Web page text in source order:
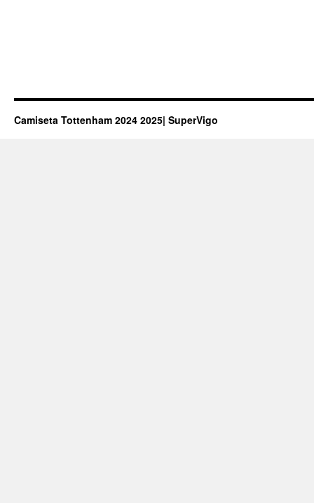
Camiseta Tottenham 2024 2025| SuperVigo